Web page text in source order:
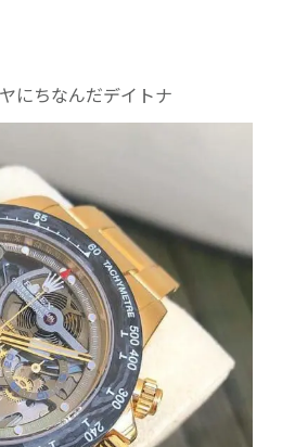
にちなんだデイトナ